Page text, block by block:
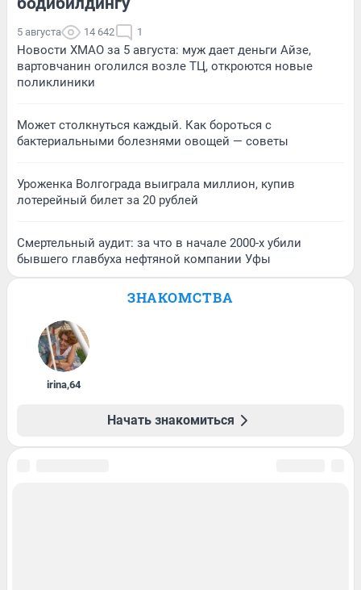
5 августа 14 642 1
Новости ХМАО за 5 августа: муж дает деньги Айзе,
вартовчанин оголился возле ТЦ, откроются новые
поликлиники
Может столкнуться каждый. Как бороться с
бактериальными болезнями овощей — советы
Уроженка Волгограда выиграла миллион, купив
лотерейный билет за 20 рублей
Смертельный аудит: за что в начале 2000-х убили
бывшего главбуха нефтяной компании Уфы
ЗНАКОМСТВА
irina,64
Начать знакомиться